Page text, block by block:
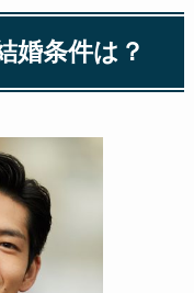
婚条件は？